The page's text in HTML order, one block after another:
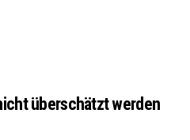
überschätzt werden